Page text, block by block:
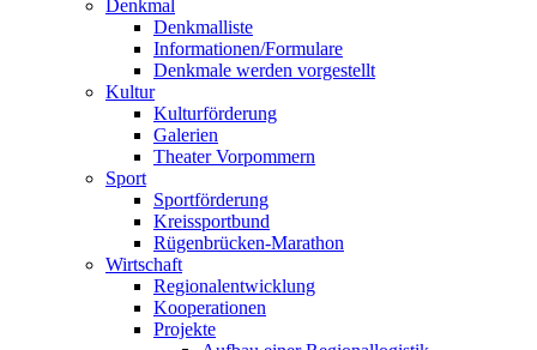
Denkmal
Denkmalliste
Informationen/Formulare
Denkmale werden vorgestellt
Kultur
Kulturförderung
Galerien
Theater Vorpommern
Sport
Sportförderung
Kreissportbund
Rügenbrücken-Marathon
Wirtschaft
Regionalentwicklung
Kooperationen
Projekte